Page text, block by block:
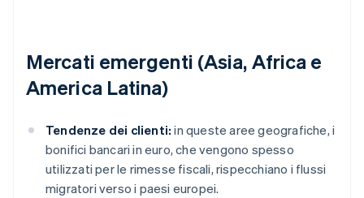
Mercati emergenti (Asia, Africa e
America Latina)
Tendenze dei clienti: in queste aree geografiche, i
bonifici bancari in euro, che vengono spesso
utilizzati per le rimesse fiscali, rispecchiano i flussi
migratori verso i paesi europei.